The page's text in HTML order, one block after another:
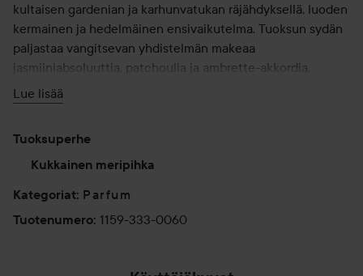
kultaisen gardenian ja karhunvatukan räjähdyksellä, luoden
kermainen ja hedelmäinen ensivaikutelma. Tuoksun sydän
paljastaa vangitsevan yhdistelmän makeaa
jasmiiniabsoluuttia, patchoulia ja ambrette-akkordia,
tuoden syvyyttä ja monimutkaisuutta. Lopuksi
pohjatuoksut, kuten sammal, amber, santelipuu ja
jäljen, joka on vastustamattoman kaunis.
I Want Choo Le Parfum on pakattu lumoavaan
läpikuultavaan kultametalliseen lasipulloon, joka on yhtä
Lue lisää
Tuoksuperhe
Kukkainen meripihka
Kategoriat: Parfum
Tuotenumero: 1159-333-0060